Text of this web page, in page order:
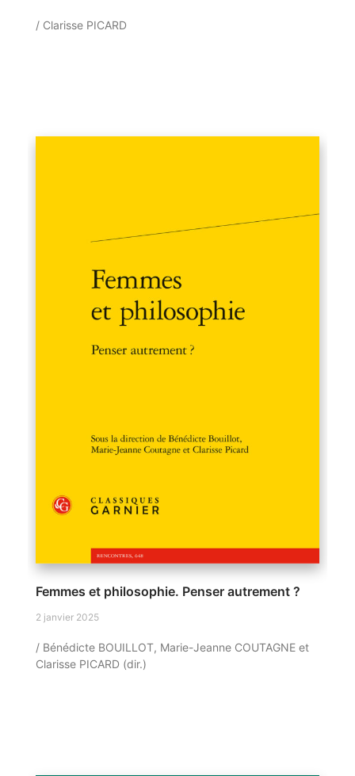
/ Clarisse PICARD
Femmes et philosophie. Penser autrement ?
2 janvier 2025
/ Bénédicte BOUILLOT, Marie-Jeanne COUTAGNE et
Clarisse PICARD (dir.)